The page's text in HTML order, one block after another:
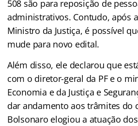
508 são para reposição de
administrativos. Contudo, após
Ministro da Justiça, é possível
mude para novo edital.
Além disso, ele declarou que
com o diretor-geral da PF e o
Economia e da Justiça e
dar andamento aos trâmites do
Bolsonaro elogiou a atuação